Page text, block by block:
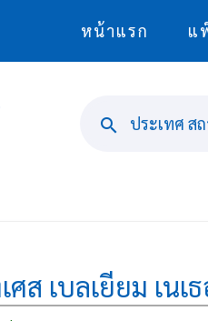
หน้าแรก แ
ประเทศ ส
ศส เบลเยียม เน